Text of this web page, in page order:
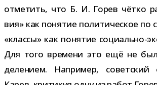
отме­тить, что Б. И. Горев чётко
вия» как поня­тие поли­ти­че­ское по
«классы» как поня­тие социально-​
Для того вре­мени это ещё не
деле­нием. Например,